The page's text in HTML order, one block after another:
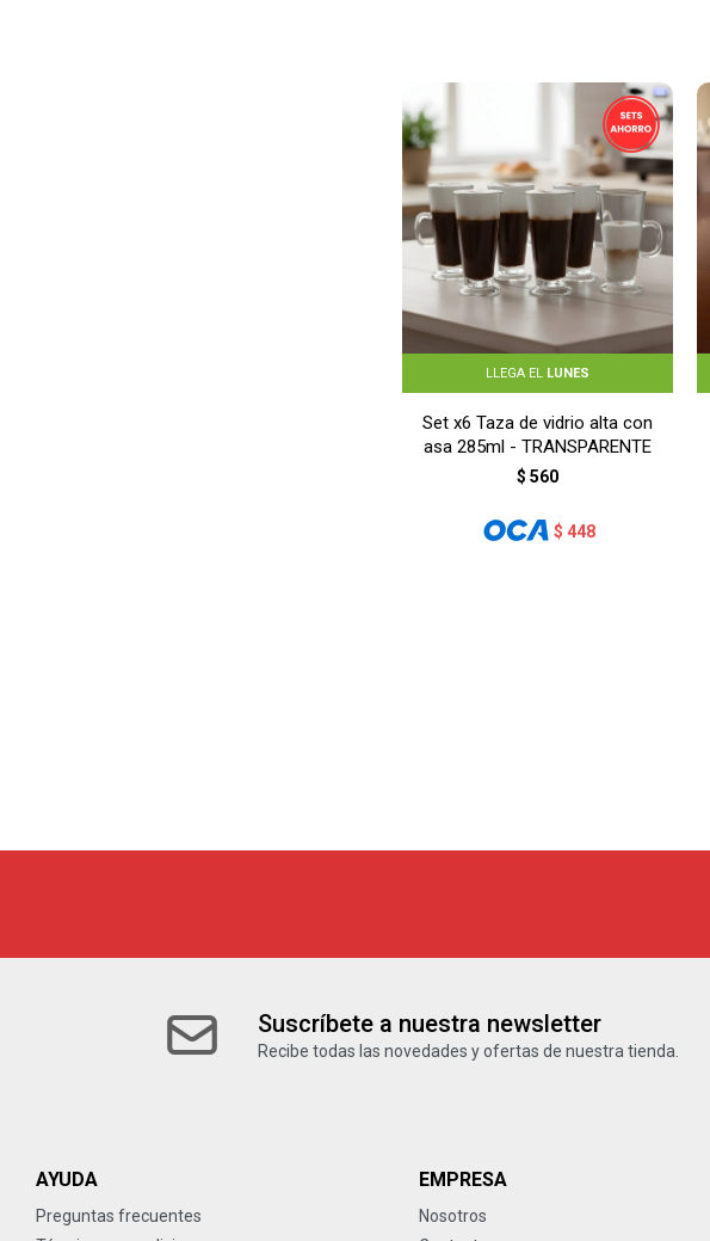
LLEGA EL LUNES
Set x6 Taza de vidrio alta con
asa 285ml - TRANSPARENTE
$ 560
$ 448
Suscríbete a nuestra newsletter
Recibe todas las novedades y ofertas de nuestra tienda.
AYUDA
Preguntas frecuentes
EMPRESA
Nosotros